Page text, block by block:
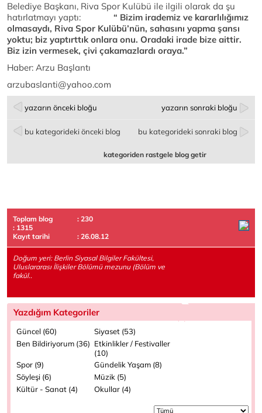
Belediye Başkanı, Riva Spor Kulübü ile ilgili olarak da şu
hatırlatmayı yaptı: “ Bizim irademiz ve kararlılığımız
olmasaydı, Riva Spor Kulübü’nün, sahasını yapma şansı
yoktu; biz yaptırttık onlara onu. Oradaki irade bize aittir.
Biz izin vermesek, çivi çakamazlardı oraya.”
Haber: Arzu Başlantı
arzubaslanti@yahoo.com
yazarın önceki bloğu yazarın sonraki bloğu
bu kategorideki önceki blog bu kategorideki sonraki blog
kategoriden rastgele blog getir
Toplam blog
: 230
: 1315
Kayıt tarihi
: 26.08.12
Doğum yeri: Berlin Siyasal Bilgiler Fakültesi,
Uluslararası İlişkiler Bölümü mezunu (Bölüm ve
fakül..
Yazdığım Kategoriler
Güncel (60)
Siyaset (53)
Ben Bildiriyorum (36) Etkinlikler / Festivaller
(10)
Spor (9)
Gündelik Yaşam (8)
Söyleşi (6)
Müzik (5)
Kültür - Sanat (4)
Okullar (4)